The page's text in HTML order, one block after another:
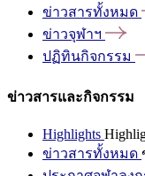
ข่าวสารทั้งหมด
ข่าวจุฬาฯ
ปฏิทินกิจกรรม
ข่าวสารและกิจกรรม
Highlights
ข่าวสารทั้งหมด